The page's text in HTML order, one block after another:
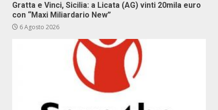
Gratta e Vinci, Sicilia: a Licata (AG) vinti 20mila euro
con “Maxi Miliardario New”
6 Agosto 2026